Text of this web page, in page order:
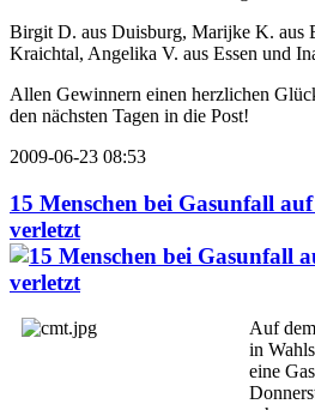
Birgit D. aus Duisburg, Marijke K. aus
Kraichtal, Angelika V. aus Essen und
Allen Gewinnern einen herzlichen
den nächsten Tagen in die Post!
2009-06-23 08:53
15 Menschen bei Gasunfall
verletzt
Auf
in
eine